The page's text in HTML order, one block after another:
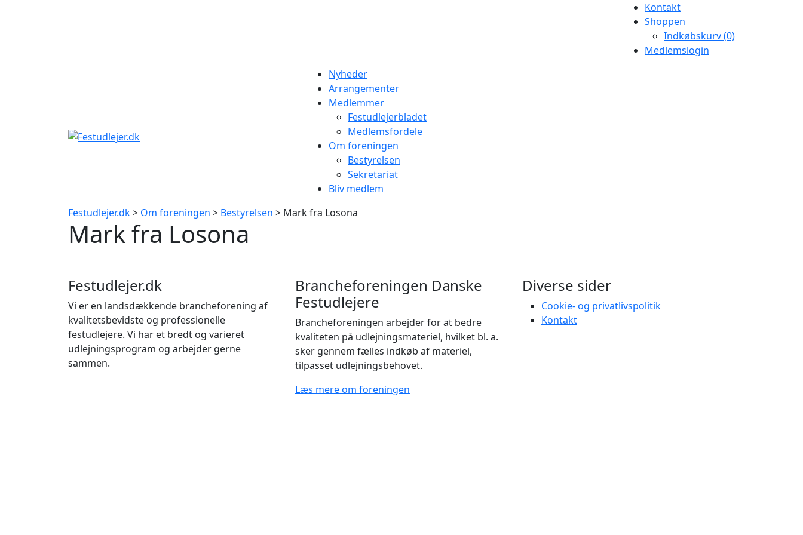
Kontakt
Shoppen
Indkøbskurv (0)
Medlemslogin
Nyheder
Arrangementer
Medlemmer
Festudlejerbladet
Medlemsfordele
Om foreningen
Bestyrelsen
Sekretariat
Bliv medlem
Festudlejer.dk> Om foreningen > Bestyrelsen > Mark fra Losona
Mark fra Losona
Festudlejer.dk
Vi er en landsdækkende brancheforening af
kvalitetsbevidste og professionelle
festudlejere. Vi har et bredt og varieret
udlejningsprogram og arbejder gerne
sammen.
Brancheforeningen Danske
Festudlejere
Brancheforeningen arbejder for at bedre
kvaliteten på udlejningsmateriel, hvilket bl. a.
sker gennem fælles indkøb af materiel,
tilpasset udlejningsbehovet.
Læs mere om foreningen
Diverse sider
Cookie- og privatlivspolitik
Kontakt